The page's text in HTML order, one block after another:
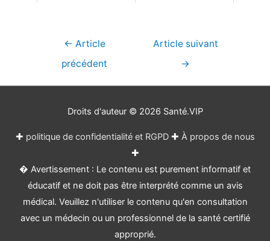
Navigation
← Article
précédent
Article suivant
→
Droits d'auteur © 2026 Santé.VIP
✚ politique de confidentialité et RGPD✚ À propos de nous
✚
� Avertissement : Le contenu est purement informatif et
éducatif et ne doit pas être interprété comme un avis
médical. Veuillez n'utiliser le contenu qu'en consultation
avec un médecin ou un professionnel de la santé certifié
approprié.